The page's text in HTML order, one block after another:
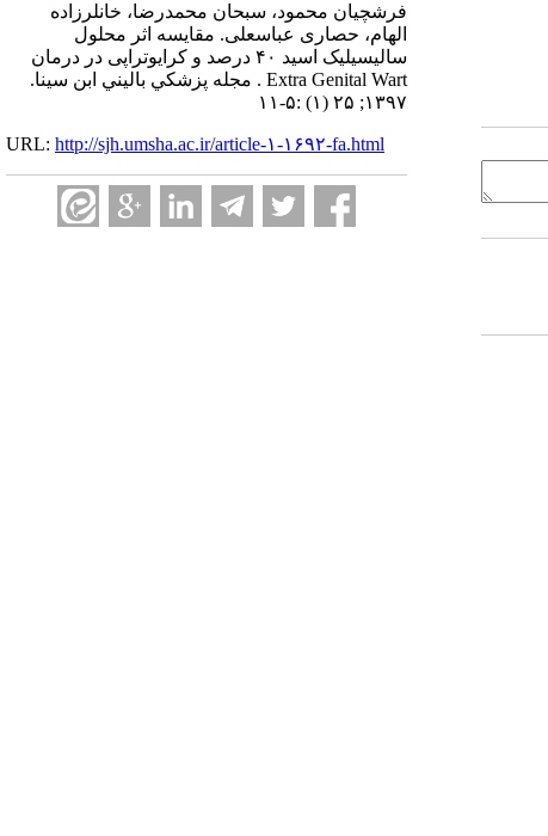
فرشچیان محمود، سبحان محمدرضا، خانلرزاده
الهام، حصاری عباسعلی. مقایسه اثر محلول
سالیسیلیک اسید ۴۰ درصد و کرایوتراپی در درمان
Extra Genital Wart . مجله پزشكي باليني ابن سينا.
۱۳۹۷; ۲۵ (۱) :۵-۱۱
URL: http://sjh.umsha.ac.ir/article-۱-۱۶۹۲-fa.html